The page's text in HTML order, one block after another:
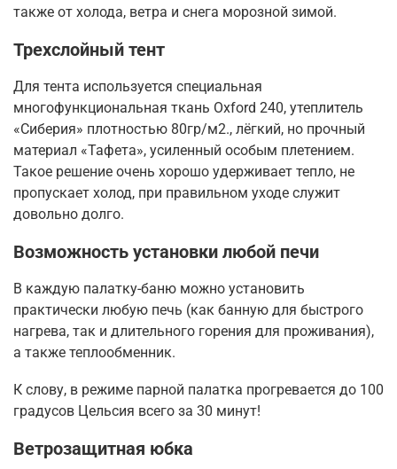
также от холода, ветра и снега морозной зимой.
Трехслойный тент
Для тента используется специальная
многофункциональная ткань Oxford 240, утеплитель
«Сиберия» плотностью 80гр/м2., лёгкий, но прочный
материал «Тафета», усиленный особым плетением.
Такое решение очень хорошо удерживает тепло, не
пропускает холод, при правильном уходе служит
довольно долго.
Возможность установки любой печи
В каждую палатку-баню можно установить
практически любую печь (как банную для быстрого
нагрева, так и длительного горения для проживания),
а также теплообменник.
К слову, в режиме парной палатка прогревается до 100
градусов Цельсия всего за 30 минут!
Ветрозащитная юбка